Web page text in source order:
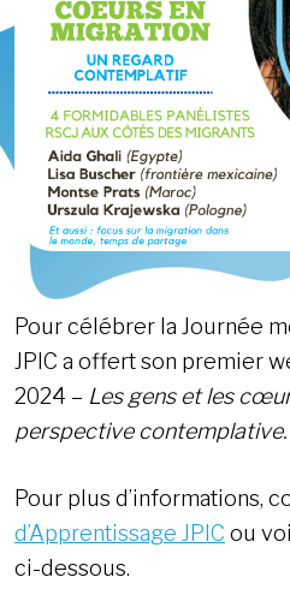
Pour célébrer la Journée
JPIC a offert son premier
2024 – Les gens et les
perspective contemplative.
Pour plus d’informations,
d’Apprentissage JPIC ou
ci-dessous.